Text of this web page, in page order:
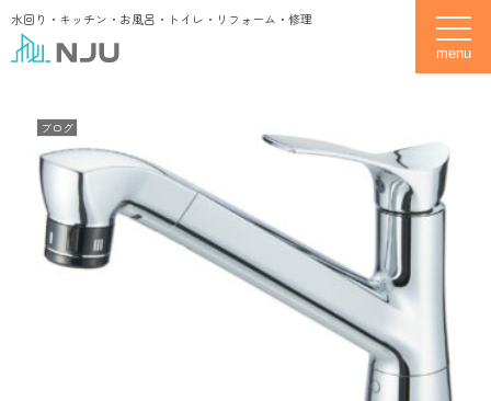
水回り・キッチン・お風呂・トイレ・リフォーム・修理
ブログ